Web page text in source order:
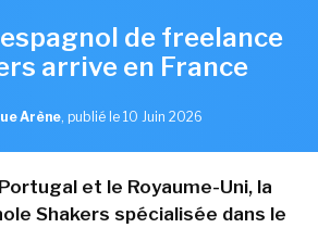
de freelance
arrive en France
Arène, publié le 10 Juin 2026
et le Royaume-Uni, la
Shakers spécialisée dans le